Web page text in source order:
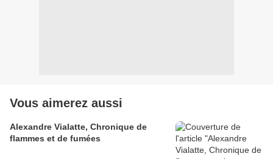
Vous aimerez aussi
Alexandre Vialatte, Chronique de
flammes et de fumées